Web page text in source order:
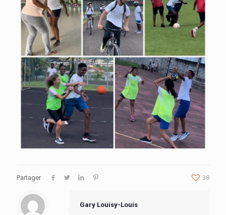
Partager 38
Gary Louisy-Louis